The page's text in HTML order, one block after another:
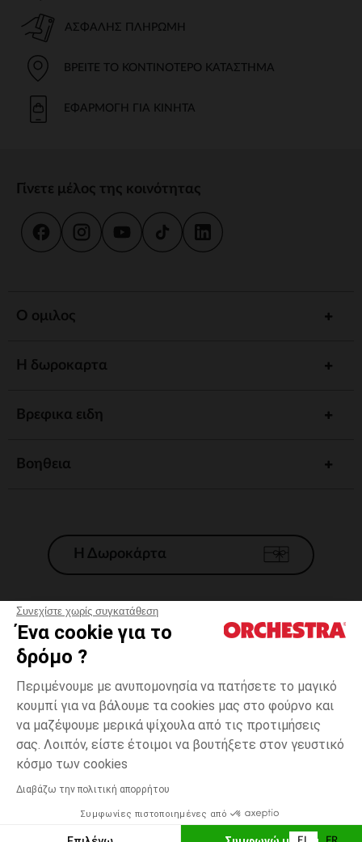
Συνεχίστε χωρίς συγκατάθεση
Ένα cookie για το
δρόμο ?
Περιμένουμε με ανυπομονησία να πατήσετε το μαγικό
κουμπί για να βάλουμε τα cookies μας στο φούρνο και
να μαζέψουμε μερικά ψίχουλα από τις προτιμήσεις
σας. Λοιπόν, είστε έτοιμοι να βουτήξετε στον γευστικό
κόσμο των cookies
Διαβάζω την πολιτική απορρήτου
Συμφωνίες πιστοποιημένες από
Jaune
Jaune moyen
Δυνατότητα πληρωμής με
ΕΠΙΛΟΓΗ ΜΕΓΕΘΟΥΣ
ΑΣΦΑΛΉΣ ΠΛΗΡΩΜΉ
ΒΡΕΊΤΕ ΤΟ ΚΟΝΤΙΝΌΤΕΡΟ ΚΑΤΆΣΤΗΜΑ
ΕΦΑΡΜΟΓΉ ΓΙΑ ΚΙΝΗΤΆ
Γίνετε μέλος της κοινότητας
Ο ομιλος
Η δωροκαρτα
Βρεφικα ειδη
Βοηθεια
Η Δωροκάρτα
Γενικοί 'Οροι Πώλησης
*Εμπορικες προσφορες
Προσωπικά δεδομένα
Διαχείρηση των cookies
Προσβασιμότητα: μη συμμορφούμενη
H Orchestra συμμετέχει στον κωδικά δεοντολογίας και στο σύστημα
μεσολάβησης της Γαλλικής Ομοσπονδίας Ηλεκτρονικού Εμπορίου.